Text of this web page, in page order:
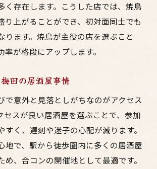
く存在します。こうした店では、焼鳥
り上がることができ、初対面同士でも
ります。焼鳥が主役の店を選ぶこと
が格段にアップします。
田の居酒屋事情
で意外と見落としがちなのがアクセス
セスが良い居酒屋を選ぶことで、参加
すく、遅刻や迷子の心配が減ります。
地で、駅から徒歩圏内に多くの居酒屋
め、合コンの開催地として最適です。